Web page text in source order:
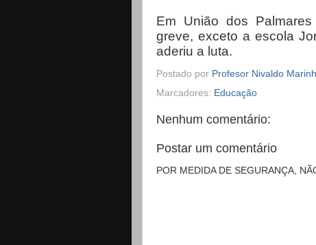
Em União dos
greve, exceto a escola
aderiu a luta.
Postado por Profesor Nivaldo
Marcadores: Educação
Nenhum comentário:
Postar um comentário
POR MEDIDA DE SEGURANÇA,